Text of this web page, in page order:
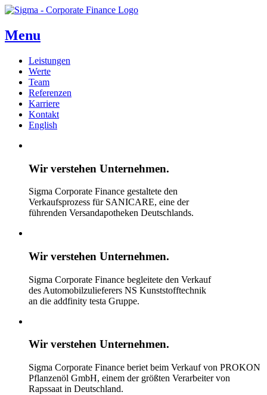
Menu
Leistungen
Werte
Team
Referenzen
Karriere
Kontakt
English
Wir verstehen Unternehmen.
Sigma Corporate Finance gestaltete den
Verkaufsprozess für SANICARE, eine der
führenden Versandapotheken Deutschlands.
Wir verstehen Unternehmen.
Sigma Corporate Finance begleitete den Verkauf
des Automobilzulieferers NS Kunststofftechnik
an die addfinity testa Gruppe.
Wir verstehen Unternehmen.
Sigma Corporate Finance beriet beim Verkauf von PROKON
Pflanzenöl GmbH, einem der größten Verarbeiter von
Rapssaat in Deutschland.